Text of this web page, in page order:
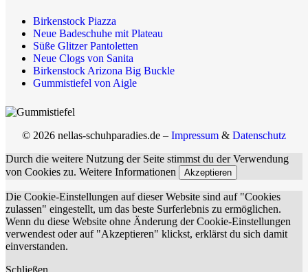
Birkenstock Piazza
Neue Badeschuhe mit Plateau
Süße Glitzer Pantoletten
Neue Clogs von Sanita
Birkenstock Arizona Big Buckle
Gummistiefel von Aigle
© 2026 nellas-schuhparadies.de – Impressum & Datenschutz
Durch die weitere Nutzung der Seite stimmst du der Verwendung
von Cookies zu. Weitere Informationen Akzeptieren
Die Cookie-Einstellungen auf dieser Website sind auf "Cookies
zulassen" eingestellt, um das beste Surferlebnis zu ermöglichen.
Wenn du diese Website ohne Änderung der Cookie-Einstellungen
verwendest oder auf "Akzeptieren" klickst, erklärst du sich damit
einverstanden.
Schließen